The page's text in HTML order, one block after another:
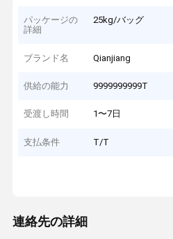
パッケージの
詳細
25kg/バッグ
ブランド名 Qianjiang
供給の能力 9999999999T
受渡し時間 1〜7日
支払条件 T/T
連絡先の詳細